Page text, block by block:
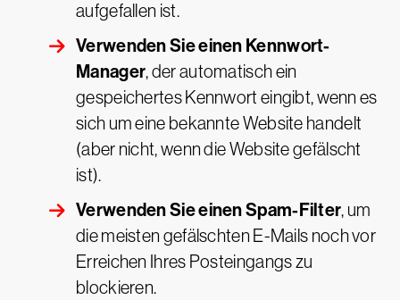
aufgefallen ist.
Verwenden Sie einen Kennwort-
Manager, der automatisch ein
gespeichertes Kennwort eingibt, wenn es
sich um eine bekannte Website handelt
(aber nicht, wenn die Website gefälscht
ist).
Verwenden Sie einen Spam-Filter, um
die meisten gefälschten E-Mails noch vor
Erreichen Ihres Posteingangs zu
blockieren.